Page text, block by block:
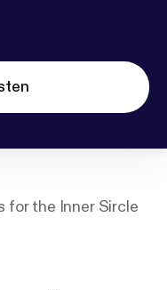
for the Inner Sircle